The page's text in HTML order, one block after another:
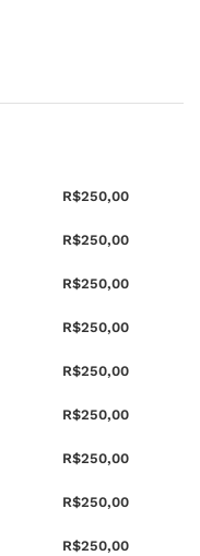
R$250,00
R$250,00
R$250,00
R$250,00
R$250,00
R$250,00
R$250,00
R$250,00
R$250,00